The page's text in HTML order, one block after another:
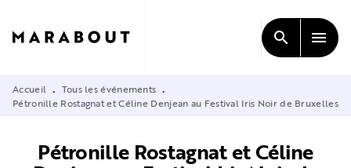
CONTENU
search menu
Accueil • Tous les événements •
Pétronille Rostagnat et Céline Denjean au Festival Iris Noir de Bruxelles
Pétronille Rostagnat et Céline